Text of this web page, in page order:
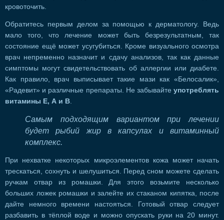
кровоточить.
Обратитесь первым делом за помощью к дерматологу. Ведь
мало того, что лечение может быть безрезультатным, так
состояние ещё может усугубиться. Кроме визуального осмотра
врач непременно назначит и сдачу анализов, так как данные
симптомы могут свидетельствовать об аллергии или диабете.
Как правило, врач выписывает такие мази как «Белосалик»,
«Радевит» и различные препараты. Не забывайте употреблять
витамины Е, А и В.
Самым подходящим вариантом при лечении
будет рыбий жир в капсулах и витаминный
комплекс.
При нехватке некоторых микроэлементов кожа может начать
трескаться, сохнуть и шелушиться. Перед сном можете сделать
ручкам отвар из ромашки. Для этого возьмите несколько
больших ложек ромашки и залейте их стаканом кипятка, после
дайте немного времени настояться. Готовый отвар следует
разбавить в тёплой воде и можно опускать руки на 20 минут.